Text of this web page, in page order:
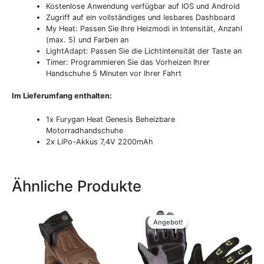
Kostenlose Anwendung verfügbar auf IOS und Android
Zugriff auf ein vollständiges und lesbares Dashboard
My Heat: Passen Sie Ihre Heizmodi in Intensität, Anzahl
(max. 5) und Farben an
LightAdapt: Passen Sie die Lichtintensität der Taste an
Timer: Programmieren Sie das Vorheizen Ihrer
Handschuhe 5 Minuten vor Ihrer Fahrt
Im Lieferumfang enthalten:
1x Furygan Heat Genesis Beheizbare
Motorradhandschuhe
2x LiPo-Akkus 7,4V 2200mAh
Ähnliche Produkte
Varianten
Angebot!
Angebot!
mehrere